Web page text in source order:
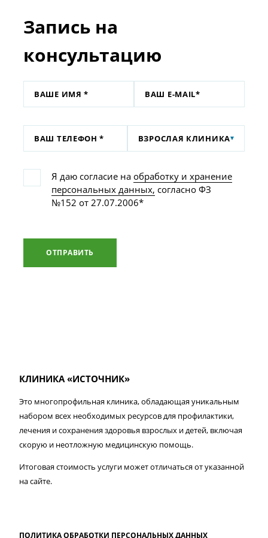
Запись на
консультацию
ВЗРОСЛАЯ КЛИНИКА
Я даю согласие на обработку и хранение
персональных данных, согласно ФЗ
№152 от 27.07.2006*
ОТПРАВИТЬ
КЛИНИКА «ИСТОЧНИК»
Это многопрофильная клиника, обладающая уникальным
набором всех необходимых ресурсов для профилактики,
лечения и сохранения здоровья взрослых и детей, включая
скорую и неотложную медицинскую помощь.
Итоговая стоимость услуги может отличаться от указанной
на сайте.
ПОЛИТИКА ОБРАБОТКИ ПЕРСОНАЛЬНЫХ ДАННЫХ